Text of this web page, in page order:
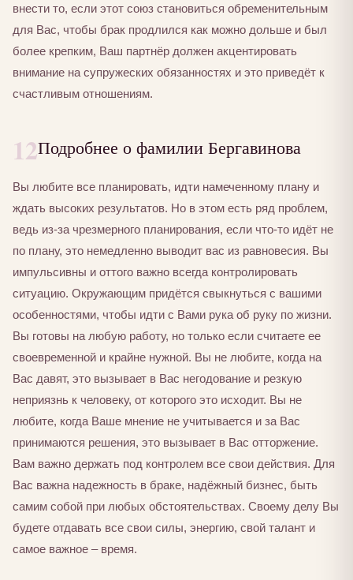
внести то, если этот союз становиться обременительным
для Вас, чтобы брак продлился как можно дольше и был
более крепким, Ваш партнёр должен акцентировать
внимание на супружеских обязанностях и это приведёт к
счастливым отношениям.
12Подробнее о фамилии Бергавинова
Вы любите все планировать, идти намеченному плану и
ждать высоких результатов. Но в этом есть ряд проблем,
ведь из-за чрезмерного планирования, если что-то идёт не
по плану, это немедленно выводит вас из равновесия. Вы
импульсивны и оттого важно всегда контролировать
ситуацию. Окружающим придётся свыкнуться с вашими
особенностями, чтобы идти с Вами рука об руку по жизни.
Вы готовы на любую работу, но только если считаете ее
своевременной и крайне нужной. Вы не любите, когда на
Вас давят, это вызывает в Вас негодование и резкую
неприязнь к человеку, от которого это исходит. Вы не
любите, когда Ваше мнение не учитывается и за Вас
принимаются решения, это вызывает в Вас отторжение.
Вам важно держать под контролем все свои действия. Для
Вас важна надежность в браке, надёжный бизнес, быть
самим собой при любых обстоятельствах. Своему делу Вы
будете отдавать все свои силы, энергию, свой талант и
самое важное – время.